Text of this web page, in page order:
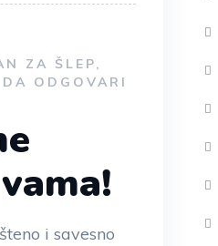
ZA ŠLEP,
ODGOVARI
i savesno